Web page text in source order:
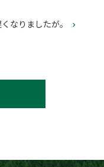
なりましたが。 